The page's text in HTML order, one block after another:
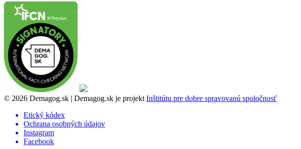
© 2026 Demagog.sk | Demagog.sk je projekt Inštitútu pre dobre spravovanú spoločnosť
Etický kódex
Ochrana osobných údajov
Instagram
Facebook